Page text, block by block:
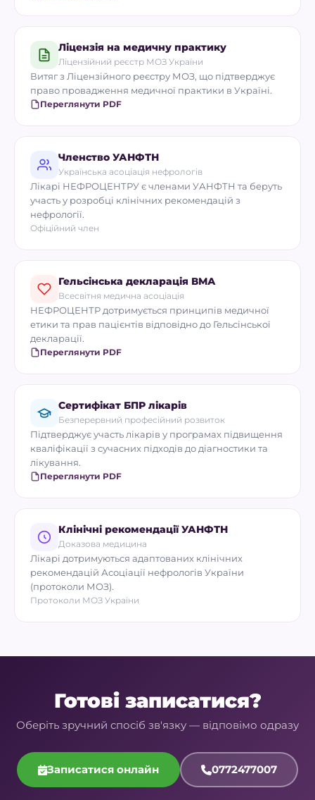
Ліцензія на медичну практику
Ліцензійний реєстр МОЗ України
Витяг з Ліцензійного реєстру МОЗ, що підтверджує
право провадження медичної практики в Україні.
Переглянути PDF
Членство УАНФТН
Українська асоціація нефрологів
Лікарі НЕФРОЦЕНТРУ є членами УАНФТН та беруть
участь у розробці клінічних рекомендацій з
нефрології.
Офіційний член
Гельсінська декларація ВМА
Всесвітня медична асоціація
НЕФРОЦЕНТР дотримується принципів медичної
етики та прав пацієнтів відповідно до Гельсінської
декларації.
Переглянути PDF
Сертифікат БПР лікарів
Безперервний професійний розвиток
Підтверджує участь лікарів у програмах підвищення
кваліфікації з сучасних підходів до діагностики та
лікування.
Переглянути PDF
Клінічні рекомендації УАНФТН
Доказова медицина
Лікарі дотримуються адаптованих клінічних
рекомендацій Асоціації нефрологів України
(протоколи МОЗ).
Протоколи МОЗ України
Готові записатися?
Оберіть зручний спосіб зв'язку — відповімо одразу
Записатися онлайн 0772477007